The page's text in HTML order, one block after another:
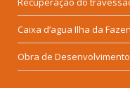
Caixa d’agua Ilha da
Obra de